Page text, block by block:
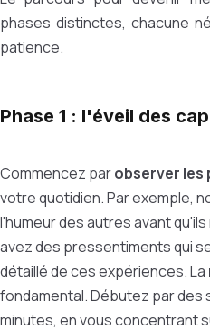
phases distinctes, chacune
patience.
Phase 1 : l'éveil des
Commencez parobserver les
votre quotidien. Par exemple,
l'humeur des autres avant
avez des pressentiments qui
détaillé de ces expériences. La
fondamental. Débutez par des
minutes, en vous concentrant